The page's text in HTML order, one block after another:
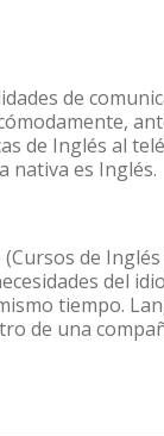
de
de Inglés al
nativa es Inglés.
de
del
tiempo.
de una